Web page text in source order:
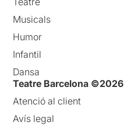
Musicals
Humor
Infantil
Dansa
Teatre Barcelona ©2026
Atenció al client
Avís legal